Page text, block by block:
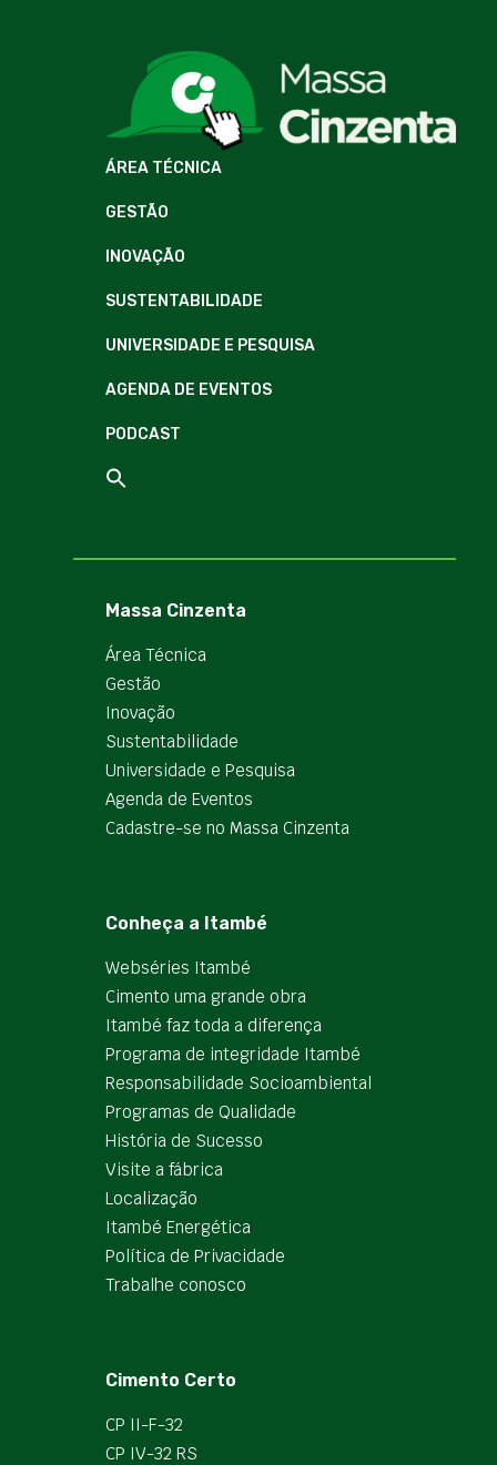
ÁREA TÉCNICA
GESTÃO
INOVAÇÃO
SUSTENTABILIDADE
UNIVERSIDADE E PESQUISA
AGENDA DE EVENTOS
PODCAST
Massa Cinzenta
Área Técnica
Gestão
Inovação
Sustentabilidade
Universidade e Pesquisa
Agenda de Eventos
Cadastre-se no Massa Cinzenta
Conheça a Itambé
Webséries Itambé
Cimento uma grande obra
Itambé faz toda a diferença
Programa de integridade Itambé
Responsabilidade Socioambiental
Programas de Qualidade
História de Sucesso
Visite a fábrica
Localização
Itambé Energética
Política de Privacidade
Trabalhe conosco
Cimento Certo
CP II-F-32
CP IV-32 RS